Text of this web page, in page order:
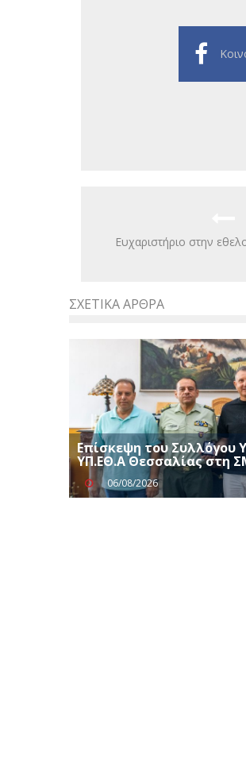
Ευχαριστήριο στην
ΣΧΕΤΙΚΆ ΆΡΘΡΑ
Επίσκεψη του Συλλόγου
ΥΠ.ΕΘ.Α Θεσσαλίας στη
06/08/2026